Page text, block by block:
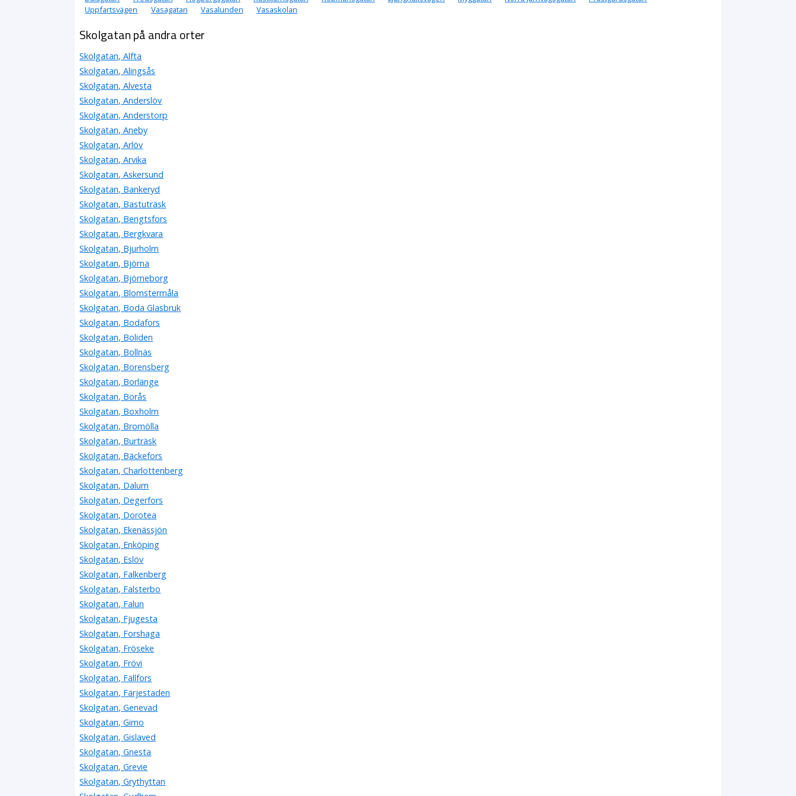
Uppfartsvägen
Vasagatan Vasalunden Vasaskolan
Skolgatan på andra orter
Skolgatan, Alfta
Skolgatan, Alingsås
Skolgatan, Alvesta
Skolgatan, Anderslöv
Skolgatan, Anderstorp
Skolgatan, Aneby
Skolgatan, Arlöv
Skolgatan, Arvika
Skolgatan, Askersund
Skolgatan, Bankeryd
Skolgatan, Bastuträsk
Skolgatan, Bengtsfors
Skolgatan, Bergkvara
Skolgatan, Bjurholm
Skolgatan, Björna
Skolgatan, Björneborg
Skolgatan, Blomstermåla
Skolgatan, Boda Glasbruk
Skolgatan, Bodafors
Skolgatan, Boliden
Skolgatan, Bollnäs
Skolgatan, Borensberg
Skolgatan, Borlänge
Skolgatan, Borås
Skolgatan, Boxholm
Skolgatan, Bromölla
Skolgatan, Burträsk
Skolgatan, Bäckefors
Skolgatan, Charlottenberg
Skolgatan, Dalum
Skolgatan, Degerfors
Skolgatan, Dorotea
Skolgatan, Ekenässjön
Skolgatan, Enköping
Skolgatan, Eslöv
Skolgatan, Falkenberg
Skolgatan, Falsterbo
Skolgatan, Falun
Skolgatan, Fjugesta
Skolgatan, Forshaga
Skolgatan, Fröseke
Skolgatan, Frövi
Skolgatan, Fällfors
Skolgatan, Färjestaden
Skolgatan, Genevad
Skolgatan, Gimo
Skolgatan, Gislaved
Skolgatan, Gnesta
Skolgatan, Grevie
Skolgatan, Grythyttan